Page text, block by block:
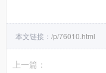
本文链接： /p/76010.html
上一篇：